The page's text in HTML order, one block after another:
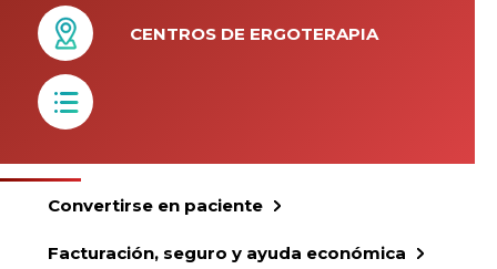
CENTROS DE ERGOTERAPIA
Convertirse en paciente
Facturación, seguro y ayuda económica